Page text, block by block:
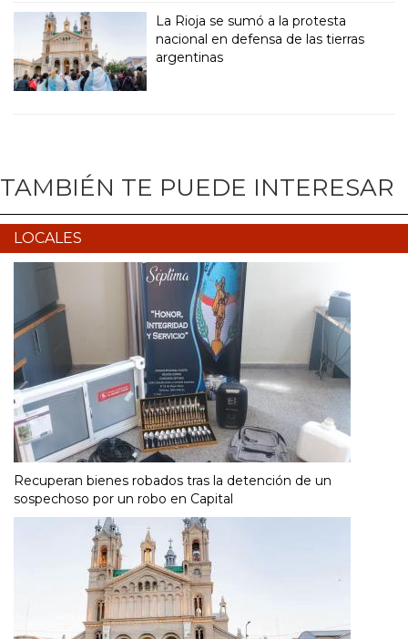
La Rioja se sumó a la protesta
nacional en defensa de las tierras
argentinas
TAMBIÉN TE PUEDE INTERESAR
LOCALES
Recuperan bienes robados tras la detención de un
sospechoso por un robo en Capital